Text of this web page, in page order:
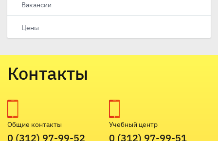
Вакансии
Цены
Контакты
Общие контакты
0 (312) 97-99-52
Учебный центр
0 (312) 97-99-51